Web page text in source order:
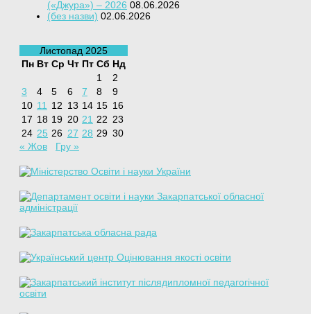
(«Джура») – 2026 08.06.2026
(без назви) 02.06.2026
Листопад 2025
Пн Вт Ср Чт Пт Сб Нд
1
2
3
4 5 6 7 8
9
10 11 12 13 14 15 16
17 18 19 20 21 22 23
24 25 26 27 28 29 30
« Жов
Гру »